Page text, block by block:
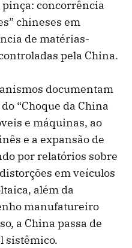
concorrência
chineses em
de matérias-
pela China.
documentam
“Choque da China
e máquinas, ao
e a expansão de
por relatórios sobre
em veículos
além da
manufatureiro
a China passa de
sistêmico.